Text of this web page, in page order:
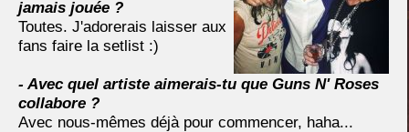
jamais jouée ?
Toutes. J'adorerais laisser aux
fans faire la setlist :)
- Avec quel artiste aimerais-tu que Guns N' Roses
collabore ?
Avec nous-mêmes déjà pour commencer, haha...